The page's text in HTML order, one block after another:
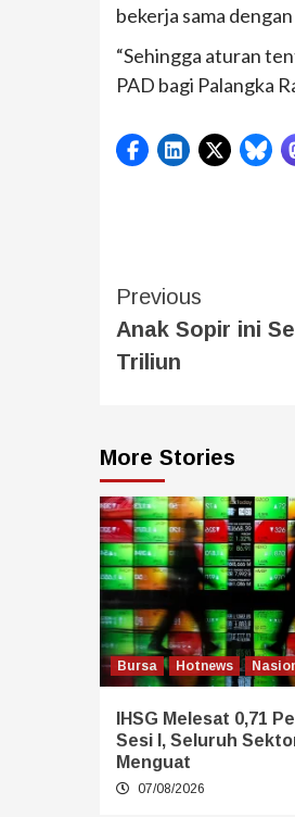
bekerja sama
“Sehingga aturan
PAD bagi Palangka
Previous
Anak Sopir ini
Triliun
More Stories
Bursa Hotnews
IHSG Melesat 0,71
Sesi I, Seluruh
Menguat
07/08/2026